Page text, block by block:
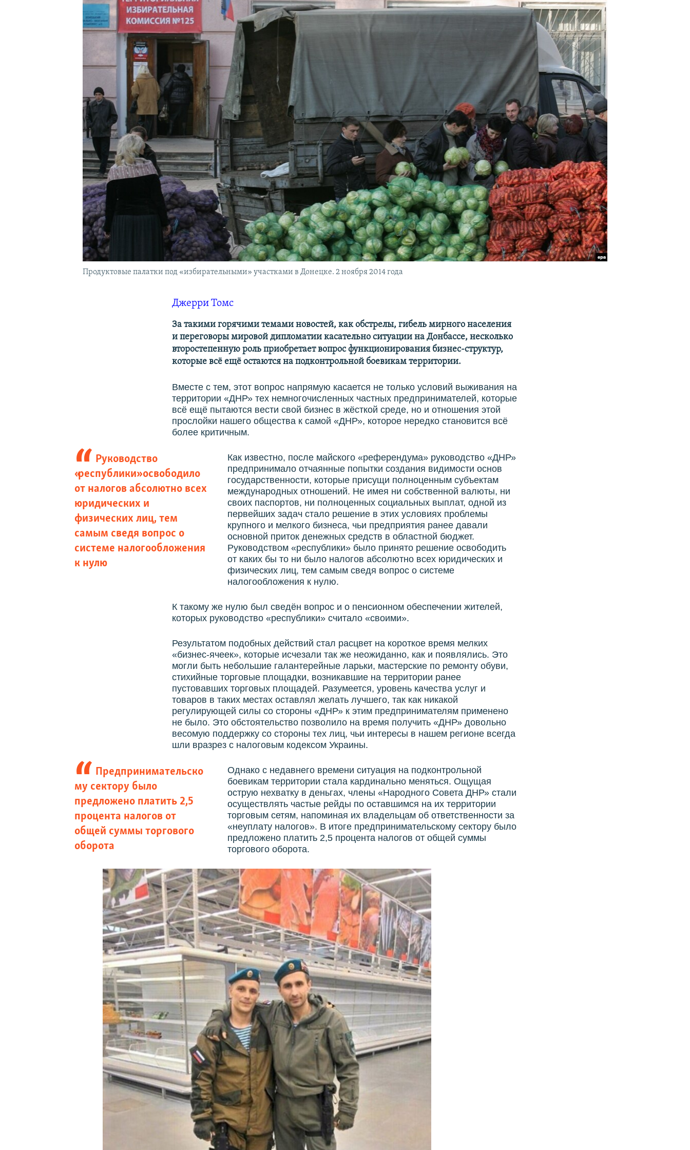
КРЫМ.НЕПОКОРЕННЫЙ
Продуктовые палатки под «избирательными» участками в Донецке. 2 ноября 2014 года
Джерри Томс
За такими горячими темами новостей, как обстрелы, гибель мирного населения
и переговоры мировой дипломатии касательно ситуации на Донбассе, несколько
второстепенную роль приобретает вопрос функционирования бизнес-структур,
которые всё ещё остаются на подконтрольной боевикам территории.
Вместе с тем, этот вопрос напрямую касается не только условий выживания на
территории «ДНР» тех немногочисленных частных предпринимателей, которые
всё ещё пытаются вести свой бизнес в жёсткой среде, но и отношения этой
прослойки нашего общества к самой «ДНР», которое нередко становится всё
более критичным.
Руководство
«республики» освободило
от налогов абсолютно всех
юридических и
физических лиц, тем
самым сведя вопрос о
системе налогообложения
к нулю
Как известно, после майского «референдума» руководство «ДНР»
предпринимало отчаянные попытки создания видимости основ
государственности, которые присущи полноценным субъектам
международных отношений. Не имея ни собственной валюты, ни
своих паспортов, ни полноценных социальных выплат, одной из
первейших задач стало решение в этих условиях проблемы
крупного и мелкого бизнеса, чьи предприятия ранее давали
основной приток денежных средств в областной бюджет.
Руководством «республики» было принято решение освободить
от каких бы то ни было налогов абсолютно всех юридических и
физических лиц, тем самым сведя вопрос о системе
налогообложения к нулю.
К такому же нулю был сведён вопрос и о пенсионном обеспечении жителей,
которых руководство «республики» считало «своими».
Результатом подобных действий стал расцвет на короткое время мелких
«бизнес-ячеек», которые исчезали так же неожиданно, как и появлялись. Это
могли быть небольшие галантерейные ларьки, мастерские по ремонту обуви,
стихийные торговые площадки, возникавшие на территории ранее
пустовавших торговых площадей. Разумеется, уровень качества услуг и
товаров в таких местах оставлял желать лучшего, так как никакой
регулирующей силы со стороны «ДНР» к этим предпринимателям применено
не было. Это обстоятельство позволило на время получить «ДНР» довольно
весомую поддержку со стороны тех лиц, чьи интересы в нашем регионе всегда
шли вразрез с налоговым кодексом Украины.​
Предпринимательско
му сектору было
предложено платить 2,5
процента налогов от
общей суммы торгового
оборота
Однако с недавнего времени ситуация на подконтрольной
боевикам территории стала кардинально меняться. Ощущая
острую нехватку в деньгах, члены «Народного Совета ДНР» стали
осуществлять частые рейды по оставшимся на их территории
торговым сетям, напоминая их владельцам об ответственности за
«неуплату налогов». В итоге предпринимательскому сектору было
предложено платить 2,5 процента налогов от общей суммы
торгового оборота.